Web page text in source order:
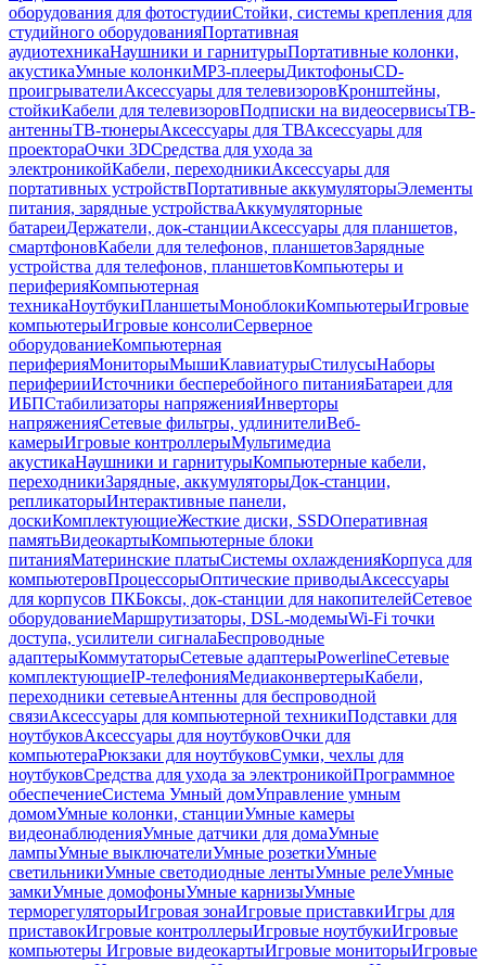
оборудования для фотостудииСтойки, системы крепления для
студийного оборудованияПортативная
аудиотехникаНаушники и гарнитурыПортативные колонки,
акустикаУмные колонкиMP3-плеерыДиктофоныCD-
проигрывателиАксессуары для телевизоровКронштейны,
стойкиКабели для телевизоровПодписки на видеосервисыТВ-
антенныТВ-тюнерыАксессуары для ТВАксессуары для
проектораОчки 3DСредства для ухода за
электроникойКабели, переходникиАксессуары для
портативных устройствПортативные аккумуляторыЭлементы
питания, зарядные устройстваАккумуляторные
батареиДержатели, док-станцииАксессуары для планшетов,
смартфоновКабели для телефонов, планшетовЗарядные
устройства для телефонов, планшетовКомпьютеры и
периферияКомпьютерная
техникаНоутбукиПланшетыМоноблокиКомпьютерыИгровые
компьютерыИгровые консолиСерверное
оборудованиеКомпьютерная
периферияМониторыМышиКлавиатурыСтилусыНаборы
периферииИсточники бесперебойного питанияБатареи для
ИБПСтабилизаторы напряженияИнверторы
напряженияСетевые фильтры, удлинителиВеб-
камерыИгровые контроллерыМультимедиа
акустикаНаушники и гарнитурыКомпьютерные кабели,
переходникиЗарядные, аккумуляторыДок-станции,
репликаторыИнтерактивные панели,
доскиКомплектующиеЖесткие диски, SSDОперативная
памятьВидеокартыКомпьютерные блоки
питанияМатеринские платыСистемы охлажденияКорпуса для
компьютеровПроцессорыОптические приводыАксессуары
для корпусов ПКБоксы, док-станции для накопителейСетевое
оборудованиеМаршрутизаторы, DSL-модемыWi-Fi точки
доступа, усилители сигналаБеспроводные
адаптерыКоммутаторыСетевые адаптерыPowerlineСетевые
комплектующиеIP-телефонияМедиаконвертерыКабели,
переходники сетевыеАнтенны для беспроводной
связиАксессуары для компьютерной техникиПодставки для
ноутбуковАксессуары для ноутбуковОчки для
компьютераРюкзаки для ноутбуковСумки, чехлы для
ноутбуковСредства для ухода за электроникойПрограммное
обеспечениеСистема Умный домУправление умным
домомУмные колонки, станцииУмные камеры
видеонаблюденияУмные датчики для домаУмные
лампыУмные выключателиУмные розеткиУмные
светильникиУмные светодиодные лентыУмные релеУмные
замкиУмные домофоныУмные карнизыУмные
терморегуляторыИгровая зонаИгровые приставкиИгры для
приставокИгровые контроллерыИгровые ноутбукиИгровые
компьютеры Игровые видеокартыИгровые мониторыИгровые